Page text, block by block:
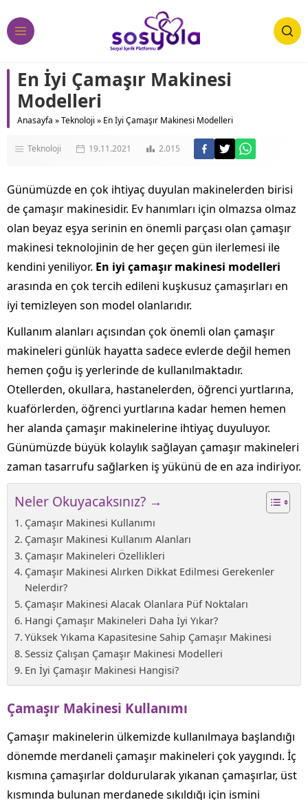
En İyi Çamaşır Makinesi
Modelleri
Anasayfa »Teknoloji » En İyi Çamaşır Makinesi Modelleri
Teknoloji 19.11.2021 2.015
Günümüzde en çok ihtiyaç duyulan makinelerden birisi
de çamaşır makinesidir. Ev hanımları için olmazsa olmaz
olan beyaz eşya serinin en önemli parçası olan çamaşır
makinesi teknolojinin de her geçen gün ilerlemesi ile
kendini yeniliyor. En iyi çamaşır makinesi modelleri
arasında en çok tercih edileni kuşkusuz çamaşırları en
iyi temizleyen son model olanlarıdır.
Kullanım alanları açısından çok önemli olan çamaşır
makineleri günlük hayatta sadece evlerde değil hemen
hemen çoğu iş yerlerinde de kullanılmaktadır.
Otellerden, okullara, hastanelerden, öğrenci yurtlarına,
kuaförlerden, öğrenci yurtlarına kadar hemen hemen
her alanda çamaşır makinelerine ihtiyaç duyuluyor.
Günümüzde büyük kolaylık sağlayan çamaşır makineleri
zaman tasarrufu sağlarken iş yükünü de en aza indiriyor.
Neler Okuyacaksınız? →
Çamaşır Makinesi Kullanımı
Çamaşır Makinesi Kullanım Alanları
Çamaşır Makineleri Özellikleri
Çamaşır Makinesi Alırken Dikkat Edilmesi Gerekenler
Nelerdir?
Çamaşır Makinesi Alacak Olanlara Püf Noktaları
Hangi Çamaşır Makineleri Daha İyi Yıkar?
Yüksek Yıkama Kapasitesine Sahip Çamaşır Makinesi
Sessiz Çalışan Çamaşır Makinesi Modelleri
En İyi Çamaşır Makinesi Hangisi?
Çamaşır Makinesi Kullanımı
Çamaşır makinelerin ülkemizde kullanılmaya başlandığı
dönemde merdaneli çamaşır makineleri çok yaygındı. İç
kısmına çamaşırlar doldurularak yıkanan çamaşırlar, üst
kısmında bulunan merdanede sıkıldığı için ismini